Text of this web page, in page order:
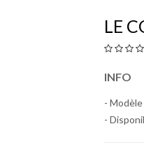
LE
INFO
- Modèle
-